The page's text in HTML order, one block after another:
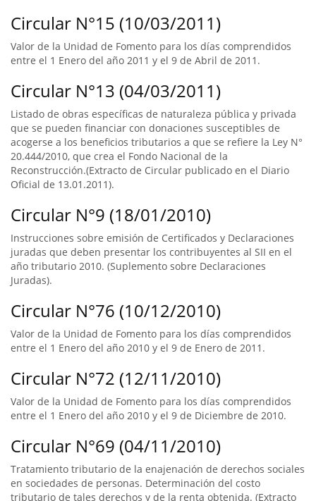
Circular N°15 (10/03/2011)
Valor de la Unidad de Fomento para los días comprendidos
entre el 1 Enero del año 2011 y el 9 de Abril de 2011.
Circular N°13 (04/03/2011)
Listado de obras específicas de naturaleza pública y privada
que se pueden financiar con donaciones susceptibles de
acogerse a los beneficios tributarios a que se refiere la Ley N°
20.444/2010, que crea el Fondo Nacional de la
Reconstrucción.(Extracto de Circular publicado en el Diario
Oficial de 13.01.2011).
Circular N°9 (18/01/2010)
Instrucciones sobre emisión de Certificados y Declaraciones
juradas que deben presentar los contribuyentes al SII en el
año tributario 2010. (Suplemento sobre Declaraciones
Juradas).
Circular N°76 (10/12/2010)
Valor de la Unidad de Fomento para los días comprendidos
entre el 1 Enero del año 2010 y el 9 de Enero de 2011.
Circular N°72 (12/11/2010)
Valor de la Unidad de Fomento para los días comprendidos
entre el 1 Enero del año 2010 y el 9 de Diciembre de 2010.
Circular N°69 (04/11/2010)
Tratamiento tributario de la enajenación de derechos sociales
en sociedades de personas. Determinación del costo
tributario de tales derechos y de la renta obtenida. (Extracto